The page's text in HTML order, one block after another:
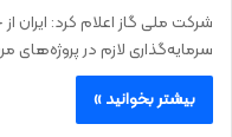
شرکت ملی گاز اعلام کرد:
سرمایه‌گذاری لازم در پروژه‌های
بیشتر بخوانید »